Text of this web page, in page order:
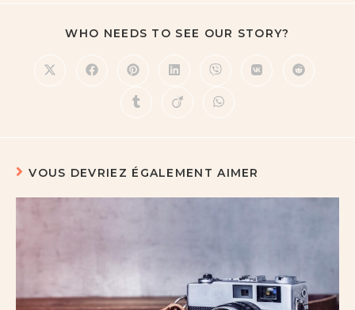
WHO NEEDS TO SEE OUR STORY?
VOUS DEVRIEZ ÉGALEMENT AIMER